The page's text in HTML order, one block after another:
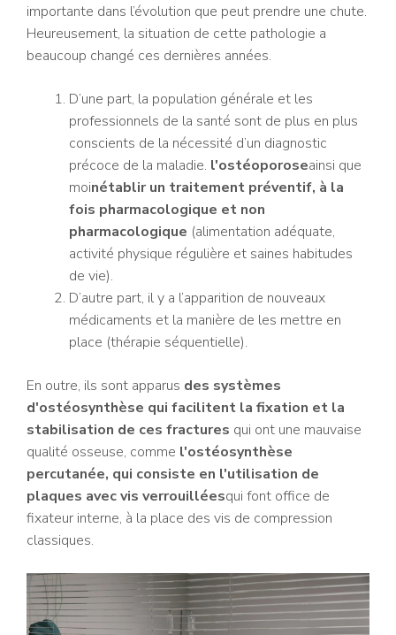
importante dans l’évolution que peut prendre une chute.
Heureusement, la situation de cette pathologie a
beaucoup changé ces dernières années.
D’une part, la population générale et les
professionnels de la santé sont de plus en plus
conscients de la nécessité d’un diagnostic
précoce de la maladie. l'ostéoporoseainsi que
moinétablir un traitement préventif, à la
fois pharmacologique et non
pharmacologique (alimentation adéquate,
activité physique régulière et saines habitudes
de vie).
D’autre part, il y a l’apparition de nouveaux
médicaments et la manière de les mettre en
place (thérapie séquentielle).
En outre, ils sont apparus des systèmes
d'ostéosynthèse qui facilitent la fixation et la
stabilisation de ces fractures qui ont une mauvaise
qualité osseuse, comme l'ostéosynthèse
percutanée, qui consiste en l'utilisation de
plaques avec vis verrouilléesqui font office de
fixateur interne, à la place des vis de compression
classiques.